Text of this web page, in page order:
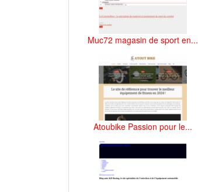
Muc72 magasin de sport en...
Atoubike Passion pour le...